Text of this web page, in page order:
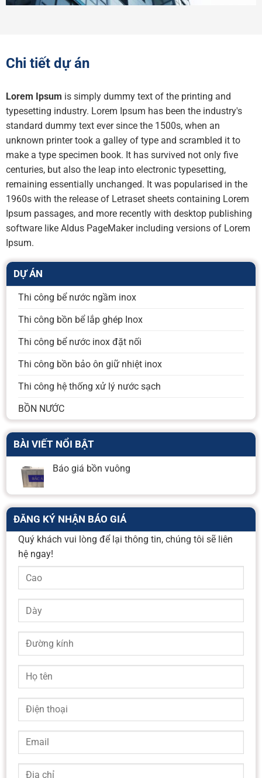
Chi tiết dự án
Lorem Ipsum is simply dummy text of the printing and
typesetting industry. Lorem Ipsum has been the industry's
standard dummy text ever since the 1500s, when an
unknown printer took a galley of type and scrambled it to
make a type specimen book. It has survived not only five
centuries, but also the leap into electronic typesetting,
remaining essentially unchanged. It was popularised in the
1960s with the release of Letraset sheets containing Lorem
Ipsum passages, and more recently with desktop publishing
software like Aldus PageMaker including versions of Lorem
Ipsum.
DỰ ÁN
Thi công bể nước ngầm inox
Thi công bồn bể lắp ghép Inox
Thi công bể nước inox đặt nối
Thi công bồn bảo ôn giữ nhiệt inox
Thi công hệ thống xử lý nước sạch
BỒN NƯỚC
BÀI VIẾT NỔI BẬT
Báo giá bồn vuông
ĐĂNG KÝ NHẬN BÁO GIÁ
Quý khách vui lòng để lại thông tin, chúng tôi sẽ liên
hệ ngay!